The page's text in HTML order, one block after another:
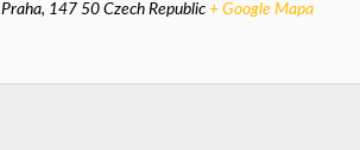
Praha, 147 50 Czech Republic + Google Mapa